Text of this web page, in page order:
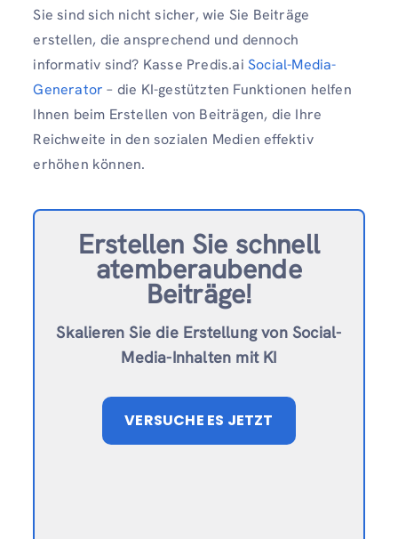
Sie sind sich nicht sicher, wie Sie Beiträge
erstellen, die ansprechend und dennoch
informativ sind? Kasse Predis.ai Social-Media-
Generator – die KI-gestützten Funktionen helfen
Ihnen beim Erstellen von Beiträgen, die Ihre
Reichweite in den sozialen Medien effektiv
erhöhen können.
Erstellen Sie schnell
atemberaubende
Beiträge!
Skalieren Sie die Erstellung von Social-
Media-Inhalten mit KI
VERSUCHE ES JETZT